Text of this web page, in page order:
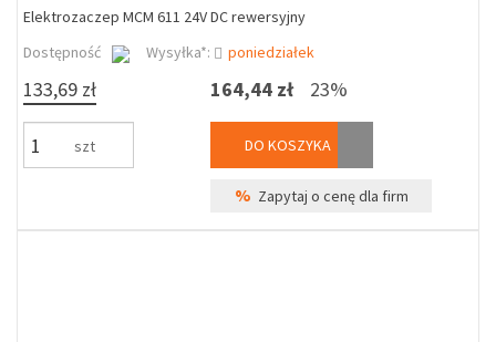
Elektrozaczep MCM 611 24V DC rewersyjny
Dostępność
Wysyłka*: poniedziałek
133,69 zł
szt
164,44 zł 23%
DO KOSZYKA
% Zapytaj o cenę dla firm